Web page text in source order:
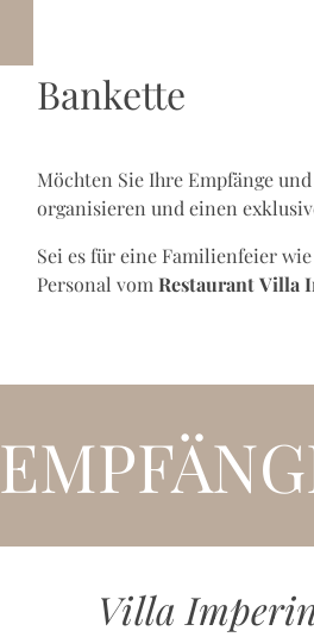
Bankette
Möchten Sie Ihre Empfänge
organisieren und einen
Sei es für eine Familienfeier
Personal vomRestaurantVilla
Villa